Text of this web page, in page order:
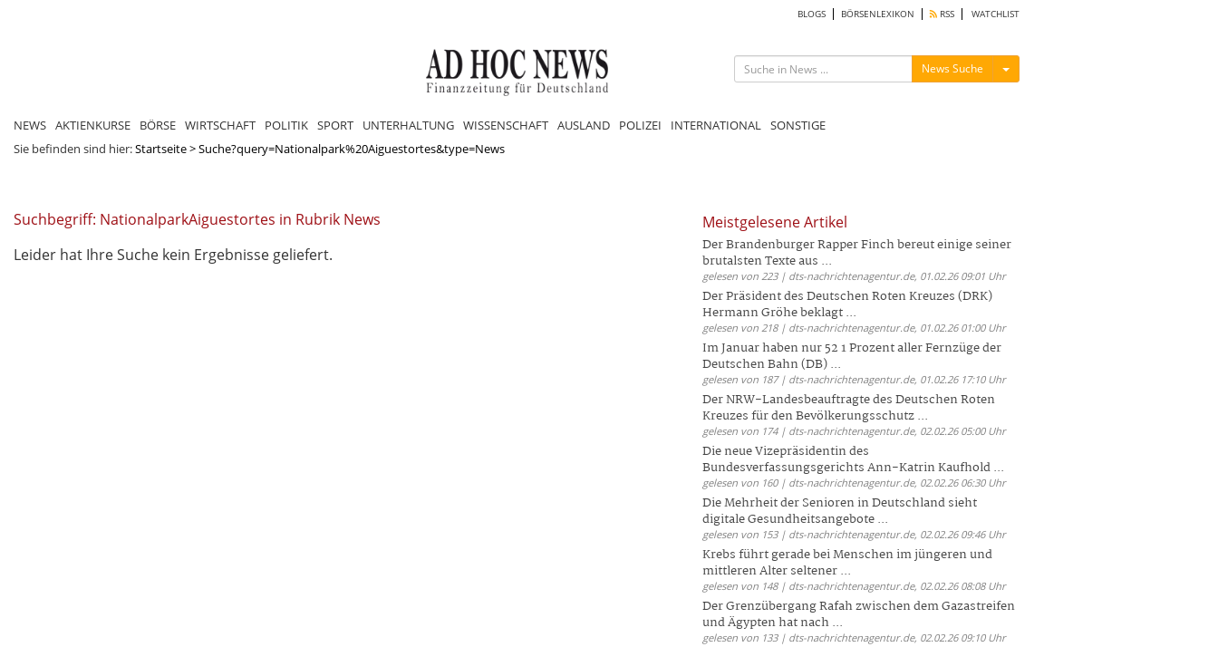
BLOGS BÖRSENLEXIKON RSS WATCHLIST
News Suche Menü ein-/ausblenden
NEWS AKTIENKURSE BÖRSE WIRTSCHAFT POLITIK SPORT UNTERHALTUNG WISSENSCHAFT AUSLAND POLIZEI INTERNATIONAL SONSTIGE
Sie befinden sind hier:Startseite>Suche?query=Nationalpark%20Aiguestortes&type=News
Suchbegriff: NationalparkAiguestortes in Rubrik News
Leider hat Ihre Suche kein Ergebnisse geliefert.
Meistgelesene Artikel
Der Brandenburger Rapper Finch bereut einige seiner
brutalsten Texte aus ...
gelesen von 223 | dts-nachrichtenagentur.de, 01.02.26 09:01 Uhr
Der Präsident des Deutschen Roten Kreuzes (DRK)
Hermann Gröhe beklagt ...
gelesen von 218 | dts-nachrichtenagentur.de, 01.02.26 01:00 Uhr
Im Januar haben nur 52 1 Prozent aller Fernzüge der
Deutschen Bahn (DB) ...
gelesen von 187 | dts-nachrichtenagentur.de, 01.02.26 17:10 Uhr
Der NRW-Landesbeauftragte des Deutschen Roten
Kreuzes für den Bevölkerungsschutz ...
gelesen von 174 | dts-nachrichtenagentur.de, 02.02.26 05:00 Uhr
Die neue Vizepräsidentin des
Bundesverfassungsgerichts Ann-Katrin Kaufhold ...
gelesen von 160 | dts-nachrichtenagentur.de, 02.02.26 06:30 Uhr
Die Mehrheit der Senioren in Deutschland sieht
digitale Gesundheitsangebote ...
gelesen von 153 | dts-nachrichtenagentur.de, 02.02.26 09:46 Uhr
Krebs führt gerade bei Menschen im jüngeren und
mittleren Alter seltener ...
gelesen von 148 | dts-nachrichtenagentur.de, 02.02.26 08:08 Uhr
Der Grenzübergang Rafah zwischen dem Gazastreifen
und Ägypten hat nach ...
gelesen von 133 | dts-nachrichtenagentur.de, 02.02.26 09:10 Uhr